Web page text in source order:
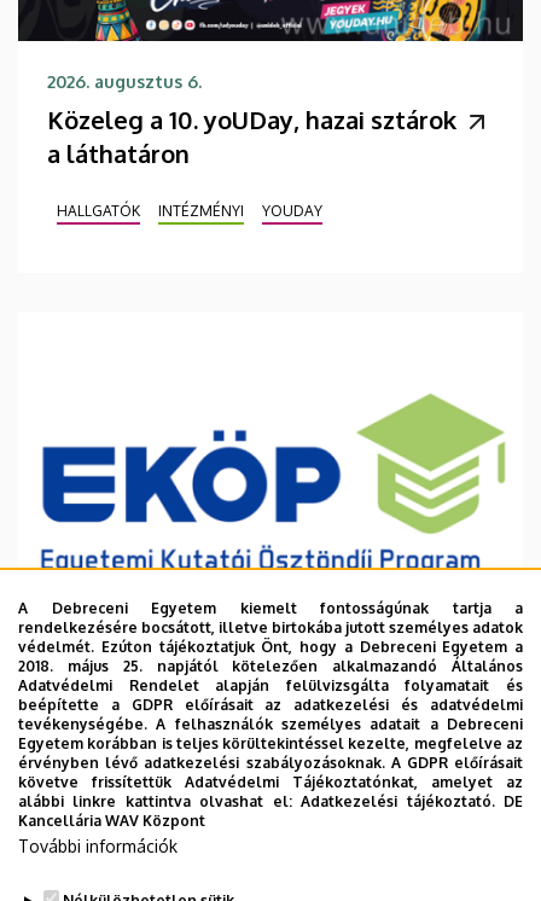
2026. augusztus 6.
Közeleg a 10. yoUDay, hazai sztárok
a láthatáron
HALLGATÓK INTÉZMÉNYI YOUDAY
2026. augusztus 6.
Ösztöndíj a tudományos munka
támogatására
INTÉZMÉNYI TUDOMÁNY
A Debreceni Egyetem kiemelt fontosságúnak tartja a
rendelkezésére bocsátott, illetve birtokába jutott személyes adatok
védelmét. Ezúton tájékoztatjuk Önt, hogy a Debreceni Egyetem a
2018. május 25. napjától kötelezően alkalmazandó Általános
Adatvédelmi Rendelet alapján felülvizsgálta folyamatait és
beépítette a GDPR előírásait az adatkezelési és adatvédelmi
tevékenységébe. A felhasználók személyes adatait a Debreceni
Egyetem korábban is teljes körültekintéssel kezelte, megfelelve az
érvényben lévő adatkezelési szabályozásoknak. A GDPR előírásait
követve frissítettük Adatvédelmi Tájékoztatónkat, amelyet az
alábbi linkre kattintva olvashat el:Adatkezelési tájékoztató. DE
Kancellária WAV Központ
További információk